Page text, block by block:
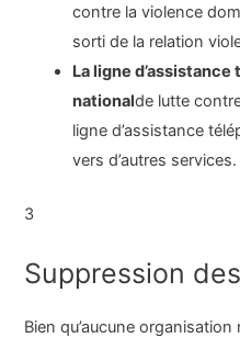
contre la violence
sorti de la relation
La ligne
nationalde lutte
ligne d’assistance
vers d’autres services.
3
Suppression
Bien qu’aucune